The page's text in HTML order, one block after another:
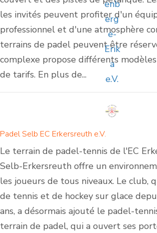
les invités peuvent profiter d'un
professionnel et d'une atmosphère
terrains de padel peuvent être
complexe propose différents
de tarifs. En plus de...
Padel Selb EC Erkersreuth e.V.
Le terrain de padel-tennis de l'EC
Selb-Erkersreuth offre un
les joueurs de tous niveaux. Le club,
de tennis et de hockey sur glace
ans, a désormais ajouté le padel-
terrain de padel, qui a ouvert ses